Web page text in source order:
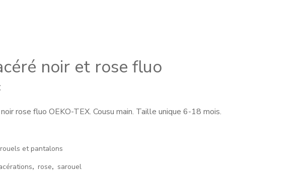
noir et rose fluo
rose fluo OEKO-TEX. Cousu main. Taille unique 6-18 mois.
et pantalons
,rose, sarouel